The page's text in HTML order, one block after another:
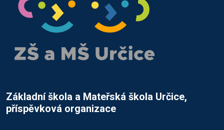
Základní škola a Mateřská škola Určice,
příspěvková organizace